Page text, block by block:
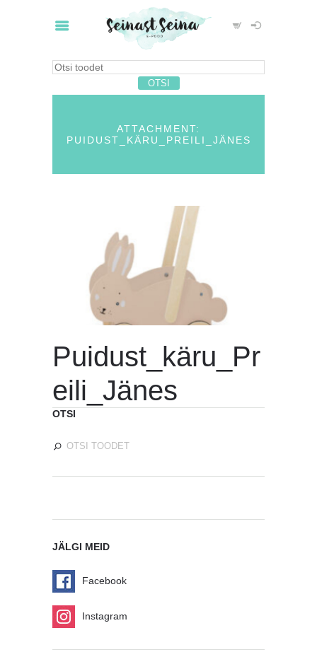
ATTACHMENT:
PUIDUST_KÄRU_PREILI_JÄNES
Puidust_käru_Pr
eili_Jänes
OTSI
JÄLGI MEID
Facebook
Instagram